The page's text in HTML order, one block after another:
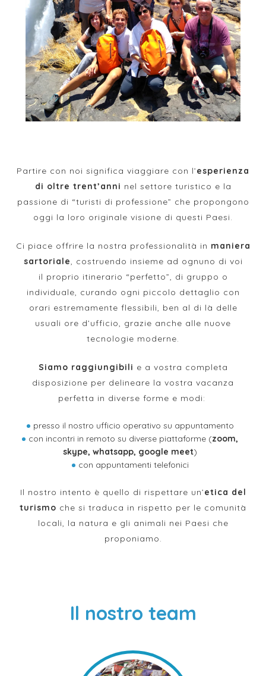
Partire con noi significa viaggiare con l’esperienza
di oltre trent’anni nel settore turistico e la
passione di “turisti di professione” che propongono
oggi la loro originale visione di questi Paesi.
Ci piace offrire la nostra professionalità in maniera
sartoriale, costruendo insieme ad ognuno di voi
il proprio itinerario “perfetto”, di gruppo o
individuale, curando ogni piccolo dettaglio con
orari estremamente flessibili, ben al di là delle
usuali ore d’ufficio, grazie anche alle nuove
tecnologie moderne.
Siamo raggiungibili e a vostra completa
disposizione per delineare la vostra vacanza
perfetta in diverse forme e modi:
presso il nostro ufficio operativo su appuntamento
con incontri in remoto su diverse piattaforme (zoom,
skype, whatsapp, google meet)
con appuntamenti telefonici
Il nostro intento è quello di rispettare un’etica del
turismo che si traduca in rispetto per le comunità
locali, la natura e gli animali nei Paesi che
proponiamo.
Il nostro team